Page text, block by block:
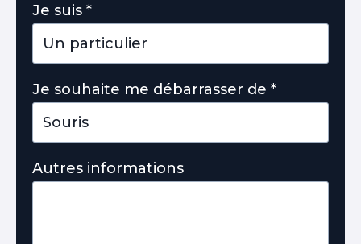
Je suis *
Je souhaite me débarrasser de *
Autres informations